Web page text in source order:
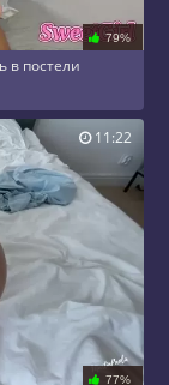
79%
в постели
77%
11:22